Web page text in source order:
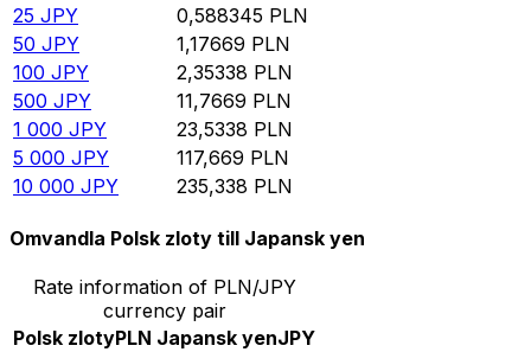
25 JPY 0,588345 PLN
50 JPY 1,17669 PLN
100 JPY 2,35338 PLN
500 JPY 11,7669 PLN
1 000 JPY 23,5338 PLN
5 000 JPY 117,669 PLN
10 000 JPY 235,338 PLN
Omvandla Polsk zloty till Japansk yen
Rate information of PLN/JPY
currency pair
Polsk zlotyPLN Japansk yenJPY